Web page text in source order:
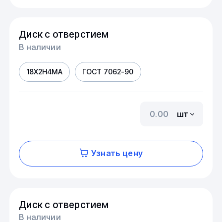
Диск с отверстием
В наличии
18Х2Н4МА ГОСТ 7062-90
шт
Узнать цену
Диск с отверстием
В наличии